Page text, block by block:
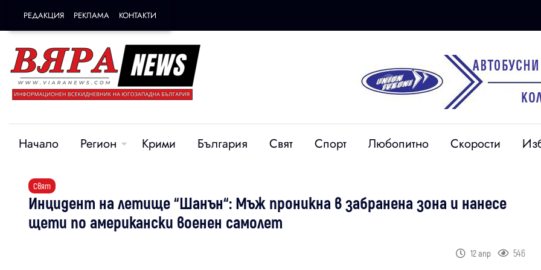
РЕДАКЦИЯ РЕКЛАМА КОНТАКТИ
Начало Регион Крими България Свят Спорт Любопитно Скорости
Свят
Инцидент на летище “Шанън“: Мъж проникна в забранена зона и нанесе
щети по американски военен самолет
12 апр 546